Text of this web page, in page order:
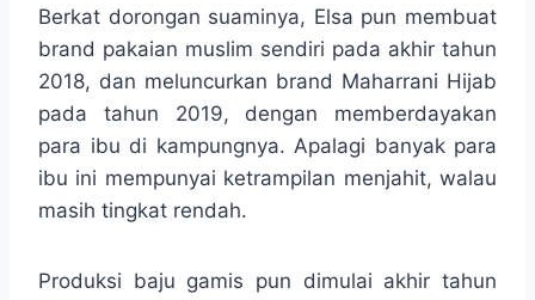
Berkat dorongan suaminya, Elsa pun membuat
brand pakaian muslim sendiri pada akhir tahun
2018, dan meluncurkan brand Maharrani Hijab
pada tahun 2019, dengan memberdayakan
para ibu di kampungnya. Apalagi banyak para
ibu ini mempunyai ketrampilan menjahit, walau
masih tingkat rendah.
Produksi baju gamis pun dimulai akhir tahun